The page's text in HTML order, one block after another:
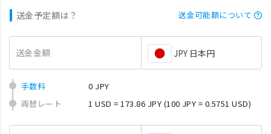
送金予定額は？ 送金可能額について
送金金額 JPY 日本円
手数料
0 JPY
両替レート
1 USD = 173.86 JPY (100 JPY = 0.5751 USD)